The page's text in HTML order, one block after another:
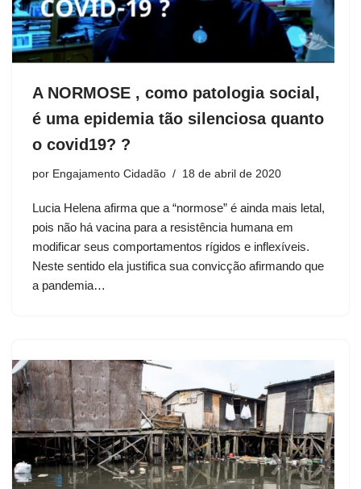
A NORMOSE , como patologia social,
é uma epidemia tão silenciosa quanto
o covid19? ?
por Engajamento Cidadão 18 de abril de 2020
Lucia Helena afirma que a “normose” é ainda mais letal,
pois não há vacina para a resistência humana em
modificar seus comportamentos rígidos e inflexíveis.
Neste sentido ela justifica sua convicção afirmando que
a pandemia…